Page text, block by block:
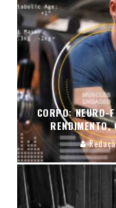
CORPO: NEURO-
RENDIMENTO,